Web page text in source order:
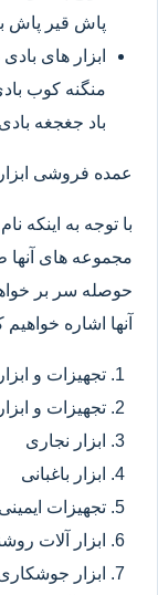
پاش قیر پاش
ابزار های
منگنه کوب
باد جغجغه
عمده فروشی
با توجه به اینکه
مجموعه های آنها
حوصله سر بر
آنها اشاره خواهیم
تجهیزات و
تجهیزات و
ابزار نجاری
ابزار باغبانی
تجهیزات ایمینی
ابزار آلات
ابزار